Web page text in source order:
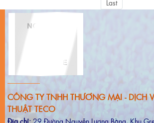
Last
CÔNG TY TNHH THƯƠNG MẠI - DỊCH
THUẬT TECO
Địa chỉ: 29 Đường Nguyễn Lương Bằng, Khu